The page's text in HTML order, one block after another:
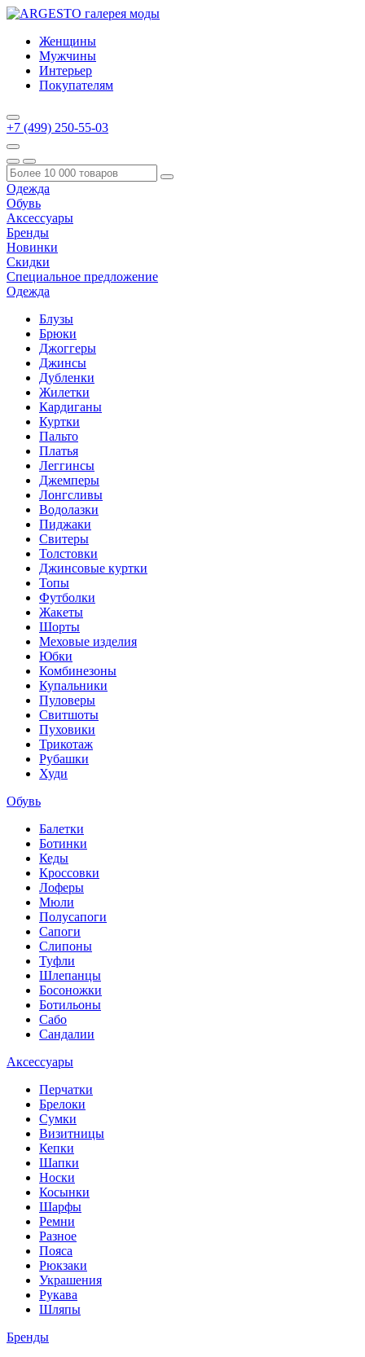
Женщины
Мужчины
Интерьер
Покупателям
+7 (499) 250-55-03
Одежда
Обувь
Аксессуары
Бренды
Новинки
Скидки
Специальное предложение
Одежда
Блузы
Брюки
Джоггеры
Джинсы
Дубленки
Жилетки
Кардиганы
Куртки
Пальто
Платья
Леггинсы
Джемперы
Лонгсливы
Водолазки
Пиджаки
Свитеры
Толстовки
Джинсовые куртки
Топы
Футболки
Жакеты
Шорты
Меховые изделия
Юбки
Комбинезоны
Купальники
Пуловеры
Свитшоты
Пуховики
Трикотаж
Рубашки
Худи
Обувь
Балетки
Ботинки
Кеды
Кроссовки
Лоферы
Мюли
Полусапоги
Сапоги
Слипоны
Туфли
Шлепанцы
Босоножки
Ботильоны
Сабо
Сандалии
Аксессуары
Перчатки
Брелоки
Сумки
Визитницы
Кепки
Шапки
Носки
Косынки
Шарфы
Ремни
Разное
Пояса
Рюкзаки
Украшения
Рукава
Шляпы
Бренды